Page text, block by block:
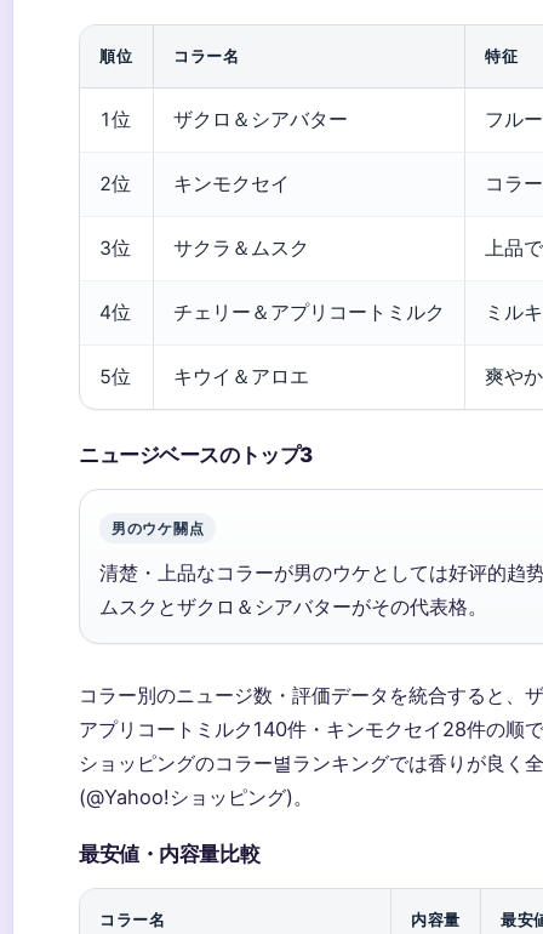
順位 コラー名 特征
1位 ザクロ＆シアバター フル
2位 キンモクセイ コラ
3位 サクラ＆ムスク 上品
4位 チェリー＆アプリコートミルク ミル
5位 キウイ＆アロエ 爽や
ニュージベースのトップ3
男のウケ關点
清楚・上品なコラーが男のウケとしては好评的
ムスクとザクロ＆シアバターがその代表格。
コラー別のニュージ数・評価データを統合すると、
アプリコートミルク140件・キンモクセイ28件の顺
ショッピングのコラー별ランキングでは香りが良く
(@Yahoo!ショッピング)。
最安値・内容量比較
コラー名 内容量 最安